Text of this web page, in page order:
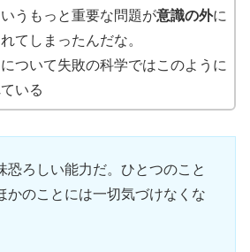
うもっと重要な問題が意識の外に
てしまったんだな。
ついて失敗の科学ではこのように
いる
恐ろしい能力だ。ひとつのこと
かのことには一切気づけなくな